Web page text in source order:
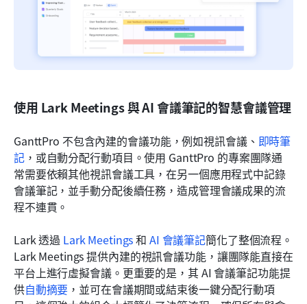
使用 Lark Meetings 與 AI 會議筆記的智慧會議管理
GanttPro 不包含內建的會議功能，例如視訊會議、 即時筆
記，或自動分配行動項目。使用 GanttPro 的專案團隊通
常需要依賴其他視訊會議工具，在另一個應用程式中記錄
會議筆記，並手動分配後續任務，造成管理會議成果的流
程不連貫。
Lark 透過 Lark Meetings 和 AI 會議筆記簡化了整個流程。
Lark Meetings 提供內建的視訊會議功能，讓團隊能直接在
平台上進行虛擬會議。更重要的是，其 AI 會議筆記功能提
供自動摘要 ，並可在會議期間或結束後一鍵分配行動項